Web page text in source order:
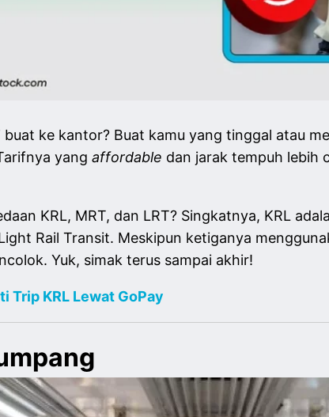
buat ke kantor? Buat kamu yang tinggal atau
yang affordable dan jarak tempuh lebih
KRL, MRT, dan LRT? Singkatnya, KRL
Rail Transit. Meskipun ketiganya
Yuk, simak terus sampai akhir!
Trip KRL Lewat GoPay